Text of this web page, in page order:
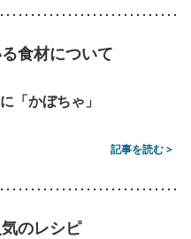
食材について
「かぼちゃ」
記事を読む >
のレシピ